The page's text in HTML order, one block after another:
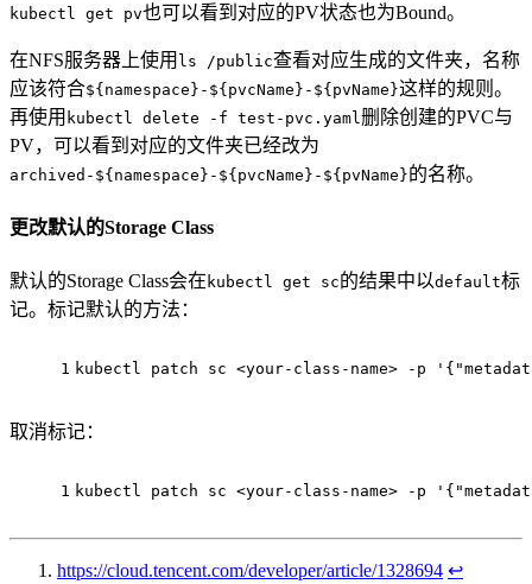
kubectl get pv也可以看到对应的PV状态也为Bound。
在NFS服务器上使用 ls /public查看对应生成的文件夹，名称
应该符合${namespace}-${pvcName}-${pvName}这样的规则。
再使用 kubectl delete -f test-pvc.yaml 删除创建的PVC与
PV，可以看到对应的文件夹已经改为
archived-${namespace}-${pvcName}-${pvName}的名称。
更改默认的Storage Class
默认的Storage Class会在 kubectl get sc的结果中以default标
记。标记默认的方法：
1 kubectl patch sc <your-class-name> -p
取消标记：
1 kubectl patch sc <your-class-name> -p
https://cloud.tencent.com/developer/article/1328694 ↩︎